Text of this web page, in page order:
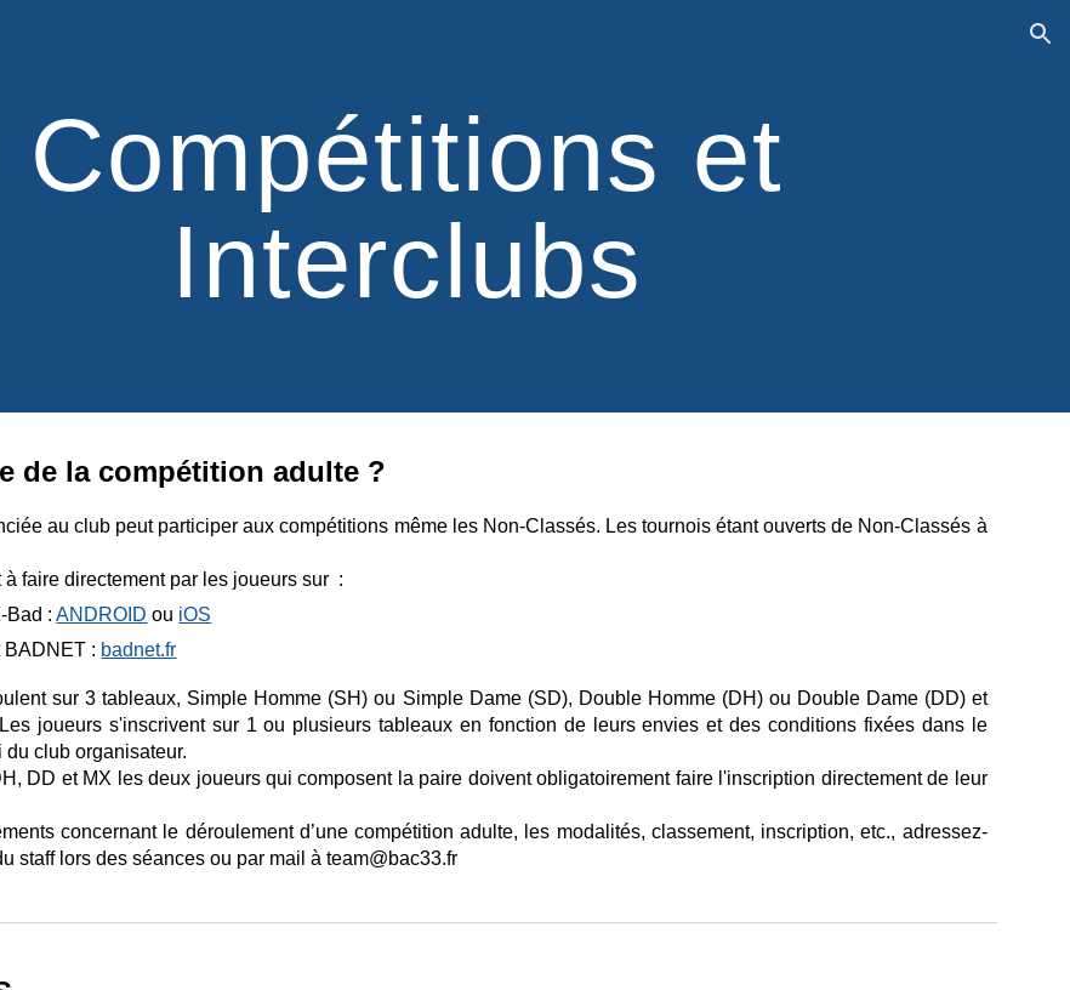
Compétitions et
Interclubs
de la compétition adulte ?
au club peut participer aux compétitions même les Non-Classés. Les tournois étant ouverts de Non-Classés à
à faire directement par les joueurs sur :
Bad :ANDROID ou iOS
BADNET : badnet.fr
sur 3 tableaux, Simple Homme (SH) ou Simple Dame (SD), Double Homme (DH) ou Double Dame (DD) et
joueurs s'inscrivent sur 1 ou plusieurs tableaux en fonction de leurs envies et des conditions fixées dans le
club organisateur.
DD et MX les deux joueurs qui composent la paire doivent obligatoirement faire l'inscription directement de leur
concernant le déroulement d’une compétition adulte, les modalités, classement, inscription, etc., adressez-
staff lors des séances ou par mail à team@bac33.fr